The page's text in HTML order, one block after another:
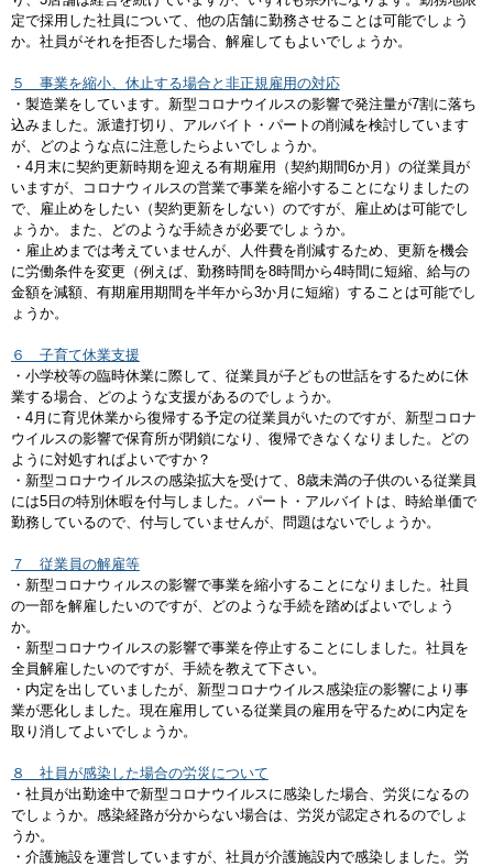
定で採用した社員について、他の店舗に勤務させることは可能でしょう
か。社員がそれを拒否した場合、解雇してもよいでしょうか。
５ 事業を縮小、休止する場合と非正規雇用の対応
・製造業をしています。新型コロナウイルスの影響で発注量が7割に落ち
込みました。派遣打切り、アルバイト・パートの削減を検討しています
が、どのような点に注意したらよいでしょうか。
・4月末に契約更新時期を迎える有期雇用（契約期間6か月）の従業員が
いますが、コロナウィルスの営業で事業を縮小することになりましたの
で、雇止めをしたい（契約更新をしない）のですが、雇止めは可能でし
ょうか。また、どのような手続きが必要でしょうか。
・雇止めまでは考えていませんが、人件費を削減するため、更新を機会
に労働条件を変更（例えば、勤務時間を8時間から4時間に短縮、給与の
金額を減額、有期雇用期間を半年から3か月に短縮）することは可能でし
ょうか。
６ 子育て休業支援
・小学校等の臨時休業に際して、従業員が子どもの世話をするために休
業する場合、どのような支援があるのでしょうか。
・4月に育児休業から復帰する予定の従業員がいたのですが、新型コロナ
ウイルスの影響で保育所が閉鎖になり、復帰できなくなりました。どの
ように対処すればよいですか？
・新型コロナウイルスの感染拡大を受けて、8歳未満の子供のいる従業員
には5日の特別休暇を付与しました。パート・アルバイトは、時給単価で
勤務しているので、付与していませんが、問題はないでしょうか。
７ 従業員の解雇等
・新型コロナウィルスの影響で事業を縮小することになりました。社員
の一部を解雇したいのですが、どのような手続を踏めばよいでしょう
か。
・新型コロナウイルスの影響で事業を停止することにしました。社員を
全員解雇したいのですが、手続を教えて下さい。
・内定を出していましたが、新型コロナウイルス感染症の影響により事
業が悪化しました。現在雇用している従業員の雇用を守るために内定を
取り消してよいでしょうか。
８ 社員が感染した場合の労災について
・社員が出勤途中で新型コロナウイルスに感染した場合、労災になるの
でしょうか。感染経路が分からない場合は、労災が認定されるのでしょ
うか。
・介護施設を運営していますが、社員が介護施設内で感染しました。労